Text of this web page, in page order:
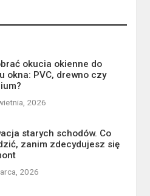
okucia okienne do
okna: PVC, drewno czy
2026
starych schodów. Co
zanim zdecydujesz się
2026